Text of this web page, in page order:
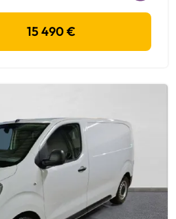
15 490 €